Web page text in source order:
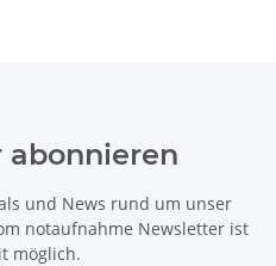
abonnieren
und News rund um unser
notaufnahme Newsletter ist
möglich.